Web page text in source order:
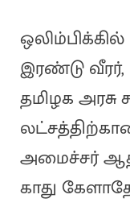
இரண்டு
தமிழக அரசு
அமைச்சர்
காது